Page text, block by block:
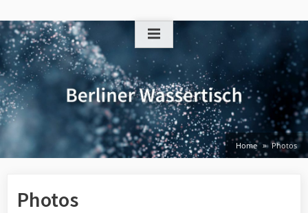
to
content
Home Photos
Photos